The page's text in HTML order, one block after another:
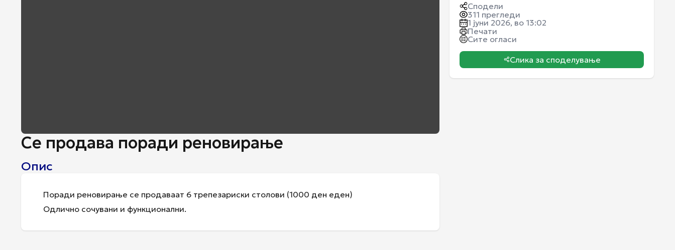
Се продава поради реновирање
Опис
Поради реновирање се продаваат 6 трепезариски столови (1000 ден еден)
Одлично сочувани и функционални.
Сподели
311 прегледи
1 јуни 2026, во 13:02
Печати
Сите огласи
Слика за споделување